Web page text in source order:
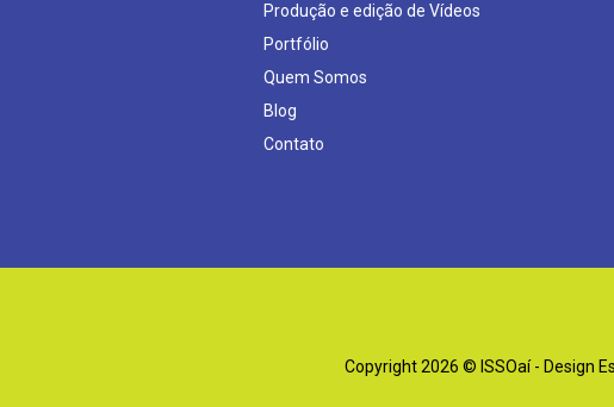
Produção e edição de Vídeos
Portfólio
Quem Somos
Blog
Contato
Copyright 2026 © ISSOaí - Design